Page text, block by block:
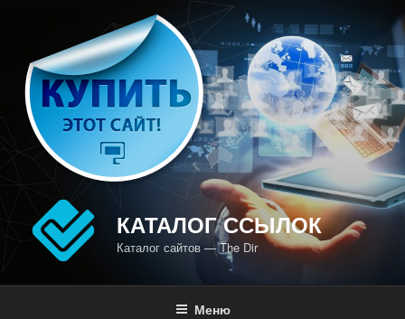
содержимому
КАТАЛОГ ССЫЛОК
Каталог сайтов — The Dir
Меню